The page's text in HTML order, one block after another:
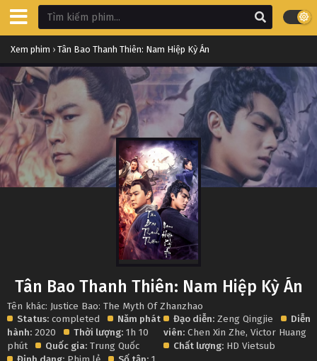
Xem phim › Tân Bao Thanh Thiên: Nam Hiệp Kỳ Án
Tân Bao Thanh Thiên: Nam Hiệp Kỳ Án
Tên khác: Justice Bao: The Myth Of Zhanzhao
Status: completed
Năm phát
hành: 2020 Thời lượng: 1h 10
phút
Quốc gia: Trung Quốc
Đạo diễn: Zeng Qingjie
Diễn
viên: Chen Xin Zhe,Victor Huang
Chất lượng: HD Vietsub